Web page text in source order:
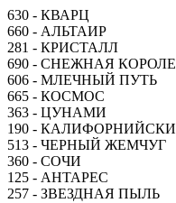
630 - КВАРЦ
660 - АЛЬТАИР
281 - КРИСТАЛЛ
690 - СНЕЖНАЯ
606 - МЛЕЧНЫЙ ПУТЬ
665 - КОСМОС
363 - ЦУНАМИ
190 -
513 - ЧЕРНЫЙ ЖЕМЧУГ
360 - СОЧИ
125 - АНТАРЕС
257 - ЗВЕЗДНАЯ ПЫЛЬ